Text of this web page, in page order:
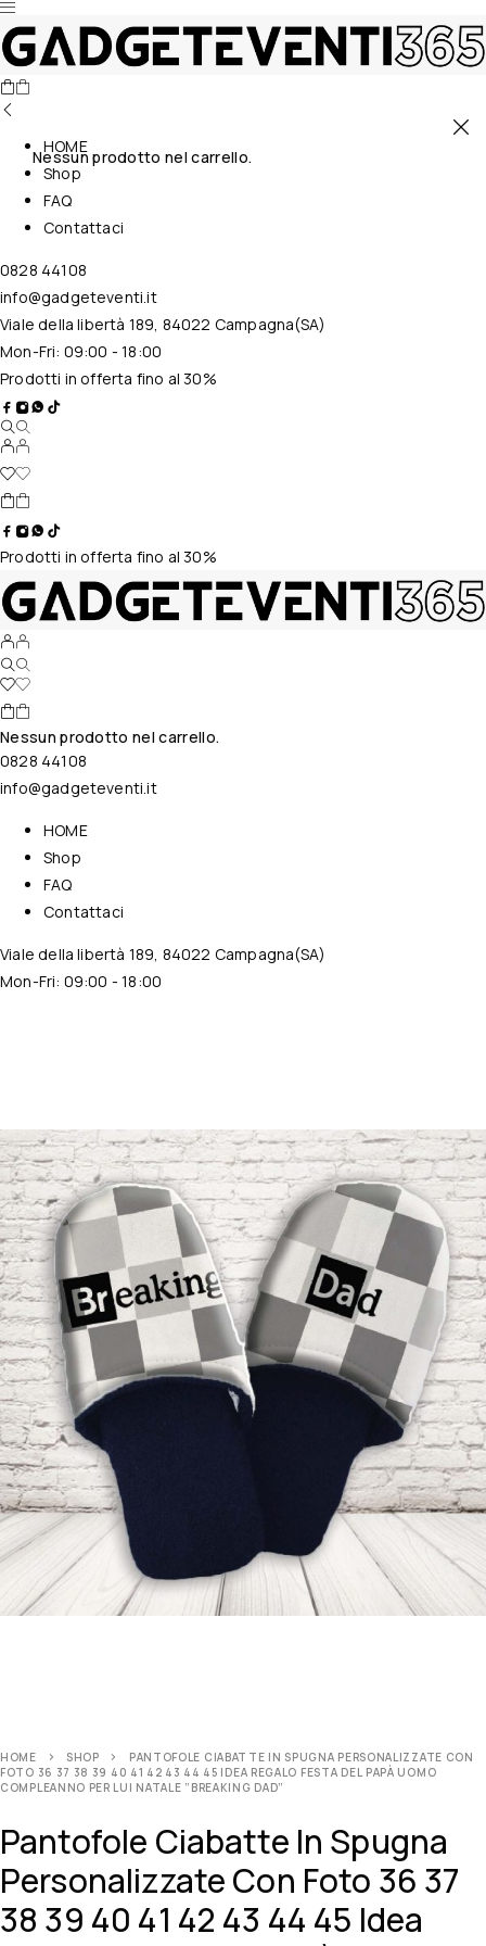
Nessun prodotto nel carrello.
HOME
Shop
FAQ
Contattaci
0828 44108
info@gadgeteventi.it
Viale della libertà 189, 84022 Campagna(SA)
Mon-Fri: 09:00 - 18:00
Prodotti in offerta fino al 30%
Prodotti in offerta fino al 30%
Nessun prodotto nel carrello.
0828 44108
info@gadgeteventi.it
HOME
Shop
FAQ
Contattaci
Viale della libertà 189, 84022 Campagna(SA)
Mon-Fri: 09:00 - 18:00
HOME SHOP
PANTOFOLE CIABATTE IN SPUGNA PERSONALIZZATE CON
FOTO 36 37 38 39 40 41 42 43 44 45 IDEA REGALO FESTA DEL PAPÀ UOMO
COMPLEANNO PER LUI NATALE ”BREAKING DAD”
Pantofole Ciabatte In Spugna
Personalizzate Con Foto 36 37
38 39 40 41 42 43 44 45 Idea